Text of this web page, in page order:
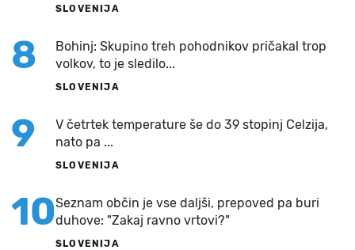
SLOVENIJA
8
Bohinj: Skupino treh pohodnikov pričakal trop
volkov, to je sledilo...
SLOVENIJA
9
V četrtek temperature še do 39 stopinj Celzija,
nato pa ...
SLOVENIJA
10Seznam občin je vse daljši, prepoved pa buri
duhove: "Zakaj ravno vrtovi?"
SLOVENIJA